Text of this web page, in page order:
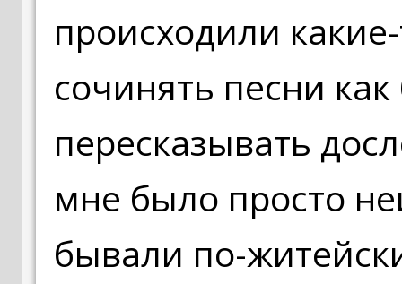
происходили
сочинять песни
пересказывать
мне было просто
бывали по-